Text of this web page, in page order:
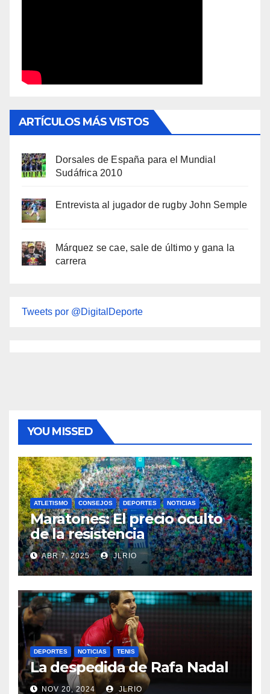
ARTÍCULOS MÁS VISTOS
Dorsales de España para el Mundial
Sudáfrica 2010
Entrevista al jugador de rugby John Semple
Márquez se cae, sale de último y gana la
carrera
Tweets por @DigitalDeporte
YOU MISSED
ATLETISMO CONSEJOS DEPORTES NOTICIAS
Maratones: El precio oculto
de la resistencia
ABR 7, 2025 JLRIO
DEPORTES NOTICIAS TENIS
La despedida de Rafa Nadal
NOV 20, 2024 JLRIO